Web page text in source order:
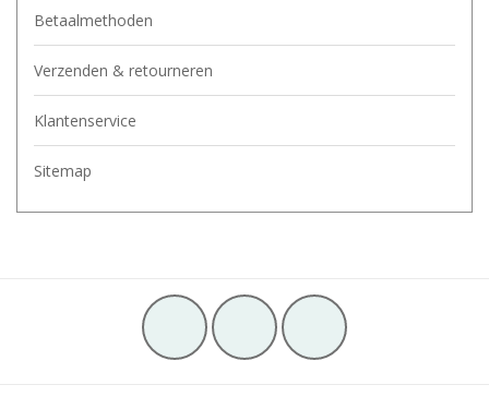
Betaalmethoden
Verzenden & retourneren
Klantenservice
Sitemap